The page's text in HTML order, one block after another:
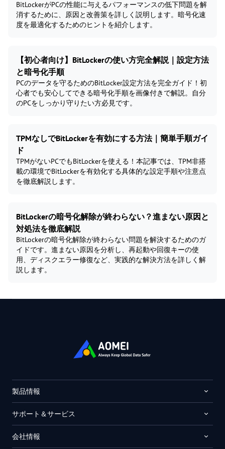
BitLockerがPCの性能に与えるパフォーマンスの低下問題を解
消するために、原因と改善策を詳しく説明します。暗号化速
度を最適化するためのヒントを紹介します。
【初心者向け】BitLockerの使い方完全解説｜設定方法
と暗号化手順
PCのデータを守るためのBitLocker設定方法を完全ガイド！初
心者でも安心してできる暗号化手順を画像付きで解説。自分
のPCをしっかり守りたい方必見です。
TPMなしでBitLockerを有効にする方法｜簡単手順ガイ
ド
TPMがないPCでもBitLockerを使える！本記事では、TPM非搭
載の環境でBitLockerを有効化する具体的な設定手順や注意点
を徹底解説します。
BitLockerの暗号化解除が終わらない？進まない原因と
対処法を徹底解説
BitLockerの暗号化解除が終わらない問題を解決するためのガ
イドです。進まない原因を分析し、再起動や回復キーの使
用、ディスクエラー修復など、実践的な解決方法を詳しく解
説します。
製品情報
サポート＆サービス
会社情報